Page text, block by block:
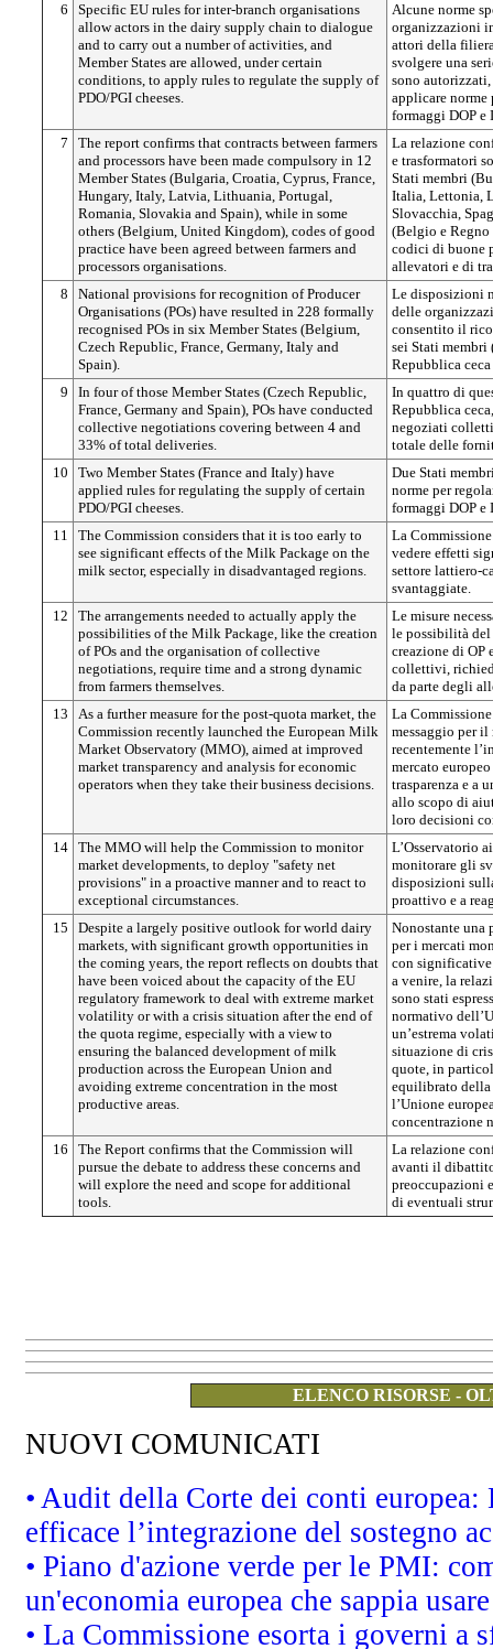
6
Specific EU rules for inter-branch organisations
allow actors in the dairy supply chain to dialogue
and to carry out a number of activities, and
Member States are allowed, under certain
conditions, to apply rules to regulate the supply of
PDO/PGI cheeses.
Alcune norme
organizzazioni
attori della
svolgere una
sono
applicare norme
formaggi DOP e
7
The report confirms that contracts between farmers
and processors have been made compulsory in 12
Member States (Bulgaria, Croatia, Cyprus, France,
Hungary, Italy, Latvia, Lithuania, Portugal,
Romania, Slovakia and Spain), while in some
others (Belgium, United Kingdom), codes of good
practice have been agreed between farmers and
processors organisations.
La relazione
e trasformatori
Stati membri
Italia, Lettonia,
Slovacchia,
(Belgio e
codici di buone
allevatori e di
8
National provisions for recognition of Producer
Organisations (POs) have resulted in 228 formally
recognised POs in six Member States (Belgium,
Czech Republic, France, Germany, Italy and
Spain).
Le disposizioni
delle
consentito il
sei Stati membri
Repubblica ceca
9
In four of those Member States (Czech Republic,
France, Germany and Spain), POs have conducted
collective negotiations covering between 4 and
33% of total deliveries.
In quattro di
Repubblica
negoziati
totale delle
10
Two Member States (France and Italy) have
applied rules for regulating the supply of certain
PDO/PGI cheeses.
Due Stati
norme per
formaggi DOP e
11
The Commission considers that it is too early to
see significant effects of the Milk Package on the
milk sector, especially in disadvantaged regions.
La
vedere effetti
settore lattiero-
svantaggiate.
12
The arrangements needed to actually apply the
possibilities of the Milk Package, like the creation
of POs and the organisation of collective
negotiations, require time and a strong dynamic
from farmers themselves.
Le misure
le possibilità del
creazione di OP
collettivi,
da parte degli
13
As a further measure for the post-quota market, the
Commission recently launched the European Milk
Market Observatory (MMO), aimed at improved
market transparency and analysis for economic
operators when they take their business decisions.
La
messaggio per
recentemente
mercato
trasparenza e a
allo scopo di
loro decisioni
14 The MMO will help the Commission to monitor
market developments, to deploy "safety net
provisions" in a proactive manner and to react to
exceptional circumstances.
L’Osservatorio
monitorare gli
disposizioni
proattivo e a
15
Despite a largely positive outlook for world dairy
markets, with significant growth opportunities in
the coming years, the report reflects on doubts that
have been voiced about the capacity of the EU
regulatory framework to deal with extreme market
volatility or with a crisis situation after the end of
the quota regime, especially with a view to
ensuring the balanced development of milk
production across the European Union and
avoiding extreme concentration in the most
productive areas.
Nonostante una
per i mercati
con
a venire, la
sono stati
normativo
un’estrema
situazione di
quote, in
equilibrato
l’Unione
concentrazione
16
The Report confirms that the Commission will
pursue the debate to address these concerns and
will explore the need and scope for additional
tools.
La relazione
avanti il
preoccupazioni
di eventuali
ELENCO RISORSE -
NUOVI COMUNICATI
• Audit della Corte dei conti
efficace l’integrazione del sostegno
• Piano d'azione verde per le PMI:
un'economia europea che sappia
• La Commissione esorta i governi